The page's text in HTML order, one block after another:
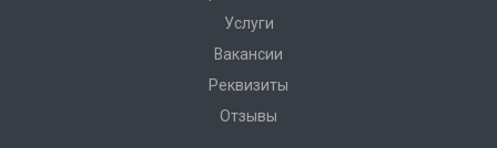
Услуги
Вакансии
Реквизиты
Отзывы